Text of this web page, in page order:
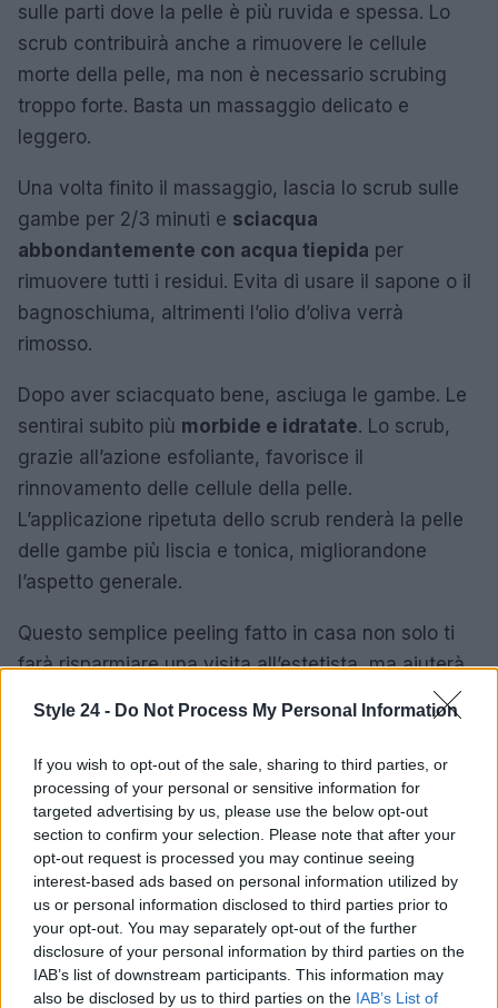
Style 24 - Do Not Process My Personal Information
If you wish to opt-out of the sale, sharing to third parties, or
processing of your personal or sensitive information for
targeted advertising by us, please use the below opt-out
section to confirm your selection. Please note that after your
opt-out request is processed you may continue seeing
interest-based ads based on personal information utilized by
us or personal information disclosed to third parties prior to
your opt-out. You may separately opt-out of the further
disclosure of your personal information by third parties on the
IAB’s list of downstream participants. This information may
also be disclosed by us to third parties on the IAB’s List of
sulle parti dove la pelle è più ruvida e spessa. Lo
scrub contribuirà anche a rimuovere le cellule
morte della pelle, ma non è necessario scrubing
troppo forte. Basta un massaggio delicato e
leggero.
Una volta finito il massaggio, lascia lo scrub sulle
gambe per 2/3 minuti e sciacqua
abbondantemente con acqua tiepida per
rimuovere tutti i residui. Evita di usare il sapone o il
bagnoschiuma, altrimenti l’olio d’oliva verrà
rimosso.
Dopo aver sciacquato bene, asciuga le gambe. Le
sentirai subito più morbide e idratate. Lo scrub,
grazie all’azione esfoliante, favorisce il
rinnovamento delle cellule della pelle.
L’applicazione ripetuta dello scrub renderà la pelle
delle gambe più liscia e tonica, migliorandone
l’aspetto generale.
Questo semplice peeling fatto in casa non solo ti
farà risparmiare una visita all’estetista, ma aiuterà
garantendoti una depilazione più efficace.
Un promemoria: su Amazon è possibile acquistare
prodotti per lo scrub delle gambe. Qui sotto trovi
alcuni dei prodotti più popolari e apprezzati dalla
community:
[easyazon_infoblock align=”none”
identifier=”B08237SSY8″ locale=”IT”
tag=”tuobenessere.it-21″]